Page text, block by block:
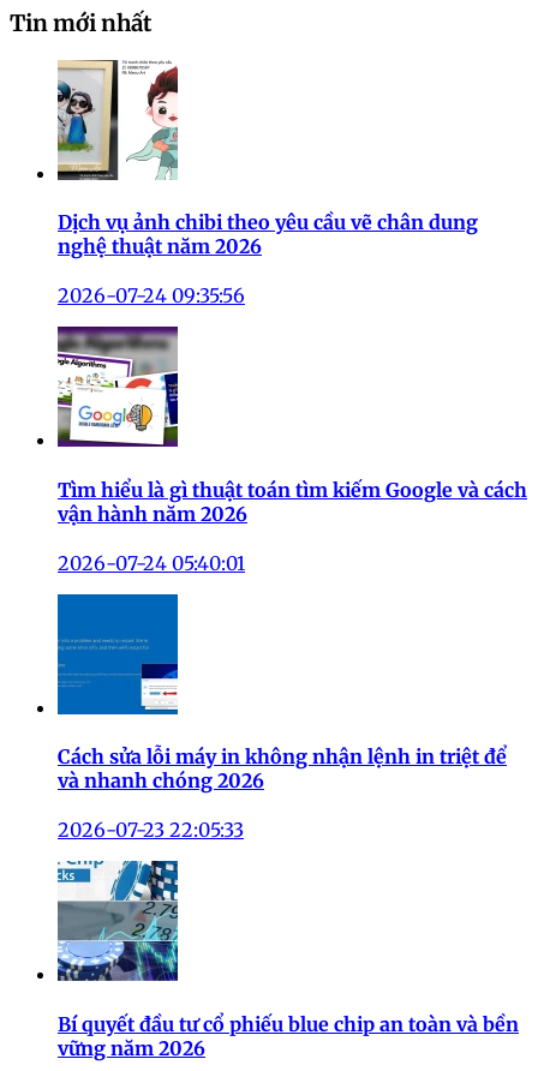
Tin mới nhất
Dịch vụ ảnh chibi theo yêu cầu vẽ chân dung
nghệ thuật năm 2026
2026-07-24 09:35:56
Tìm hiểu là gì thuật toán tìm kiếm Google và cách
vận hành năm 2026
2026-07-24 05:40:01
Cách sửa lỗi máy in không nhận lệnh in triệt để
và nhanh chóng 2026
2026-07-23 22:05:33
Bí quyết đầu tư cổ phiếu blue chip an toàn và bền
vững năm 2026